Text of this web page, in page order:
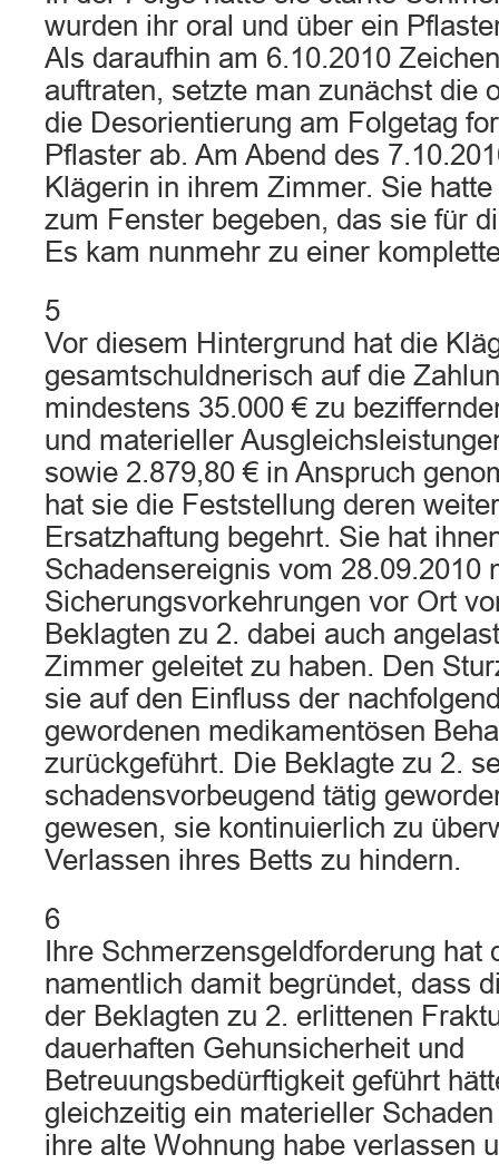
wurden ihr oral und über ein
Als daraufhin am 6.10.2010
auftraten, setzte man zunächst die
die Desorientierung am Folgetag
Pflaster ab. Am Abend des
Klägerin in ihrem Zimmer. Sie
zum Fenster begeben, das sie für
Es kam nunmehr zu einer
5
Vor diesem Hintergrund hat die
gesamtschuldnerisch auf die
mindestens 35.000 € zu
und materieller
sowie 2.879,80 € in Anspruch
hat sie die Feststellung deren
Ersatzhaftung begehrt. Sie hat
Schadensereignis vom 28.09.2010
Sicherungsvorkehrungen vor Ort
Beklagten zu 2. dabei auch
Zimmer geleitet zu haben. Den
sie auf den Einfluss der
gewordenen medikamentösen
zurückgeführt. Die Beklagte zu 2.
schadensvorbeugend tätig
gewesen, sie kontinuierlich zu
Verlassen ihres Betts zu hindern.
6
Ihre Schmerzensgeldforderung hat
namentlich damit begründet, dass
der Beklagten zu 2. erlittenen
dauerhaften Gehunsicherheit und
Betreuungsbedürftigkeit geführt
gleichzeitig ein materieller
ihre alte Wohnung habe verlassen